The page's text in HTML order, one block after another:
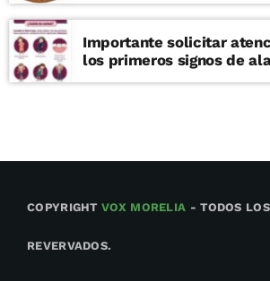
Importante solicitar
los primeros signos de
COPYRIGHTVOX MORELIA - TODOS
REVERVADOS.